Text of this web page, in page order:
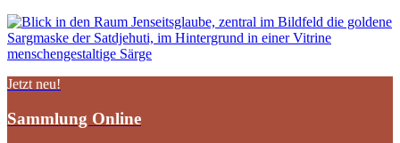
Jetzt neu!
Sammlung Online